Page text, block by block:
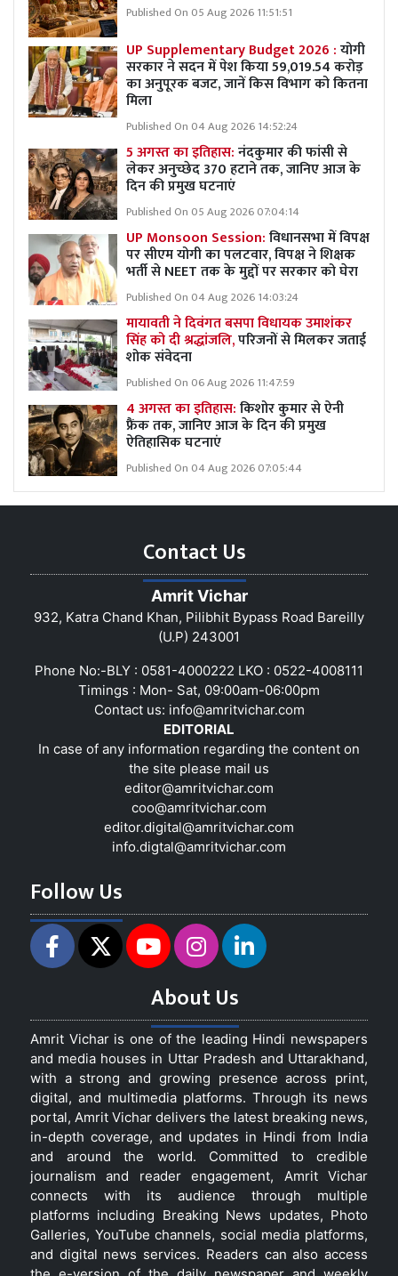
Published On 05 Aug 2026 11:51:51
UP Supplementary Budget 2026 :योगी
सरकार ने सदन में पेश किया 59,019.54 करोड़
का अनुपूरक बजट, जानें किस विभाग को कितना
मिला
Published On 04 Aug 2026 14:52:24
5 अगस्त का इतिहास:नंदकुमार की फांसी से
लेकर अनुच्छेद 370 हटाने तक, जानिए आज के
दिन की प्रमुख घटनाएं
Published On 05 Aug 2026 07:04:14
UP Monsoon Session:विधानसभा में विपक्ष
पर सीएम योगी का पलटवार, विपक्ष ने शिक्षक
भर्ती से NEET तक के मुद्दों पर सरकार को घेरा
Published On 04 Aug 2026 14:03:24
मायावती ने दिवंगत बसपा विधायक उमाशंकर
सिंह को दी श्रद्धांजलि,परिजनों से मिलकर जताई
शोक संवेदना
Published On 06 Aug 2026 11:47:59
4 अगस्त का इतिहास:किशोर कुमार से ऐनी
फ्रैंक तक, जानिए आज के दिन की प्रमुख
ऐतिहासिक घटनाएं
Published On 04 Aug 2026 07:05:44
Contact Us
Amrit Vichar
932, Katra Chand Khan, Pilibhit Bypass Road Bareilly
(U.P) 243001
Phone No:-BLY : 0581-4000222 LKO : 0522-4008111
Timings : Mon- Sat, 09:00am-06:00pm
Contact us: info@amritvichar.com
EDITORIAL
In case of any information regarding the content on
the site please mail us
editor@amritvichar.com
coo@amritvichar.com
editor.digital@amritvichar.com
info.digtal@amritvichar.com
Follow Us
About Us
Amrit Vichar is one of the leading Hindi newspapers
and media houses in Uttar Pradesh and Uttarakhand,
with a strong and growing presence across print,
digital, and multimedia platforms. Through its news
portal, Amrit Vichar delivers the latest breaking news,
in-depth coverage, and updates in Hindi from India
and around the world. Committed to credible
journalism and reader engagement, Amrit Vichar
connects with its audience through multiple
platforms including Breaking News updates, Photo
Galleries, YouTube channels, social media platforms,
and digital news services. Readers can also access